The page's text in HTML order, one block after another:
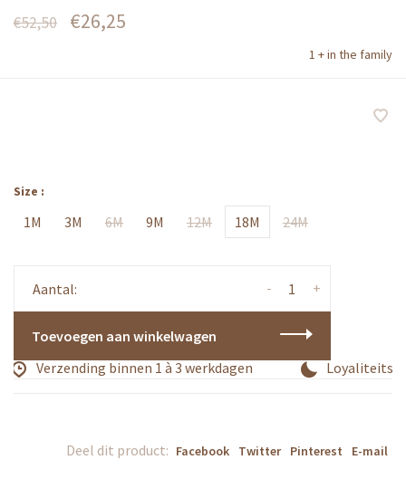
€52,50 €26,25
1 + in the family
Size :
1M 3M 6M 9M 12M 18M 24M
Aantal: +
-
Toevoegen aan winkelwagen
Verzending binnen 1 à 3 werkdagen
Deel dit product: Facebook Twitter Pinterest E-mail